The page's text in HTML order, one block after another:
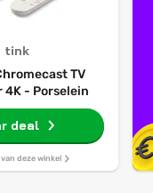
tink
TV
4K - Porselein
deal
deze winkel